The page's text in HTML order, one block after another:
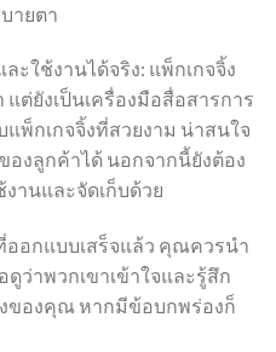
ายตา
ะใช้งานได้จริง: แพ็กเกจจิ้ง
ต่ยังเป็นเครื่องมือสื่อสารการ
กเกจจิ้งที่สวยงาม น่าสนใจ
งลูกค้าได้ นอกจากนี้ยังต้อง
านและจัดเก็บด้วย
อกแบบเสร็จแล้ว คุณควรนำ
ว่าพวกเขาเข้าใจและรู้สึก
ของคุณ หากมีข้อบกพร่องก็